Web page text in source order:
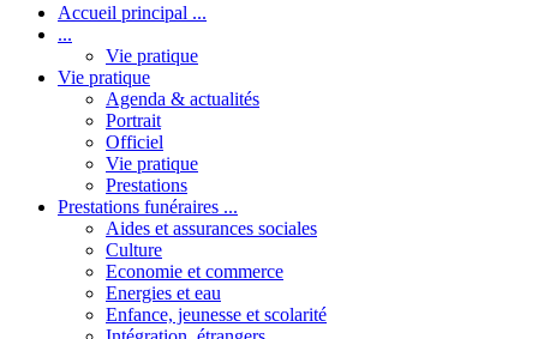
Accueil principal ...
...
Vie pratique
Vie pratique
Agenda & actualités
Portrait
Officiel
Vie pratique
Prestations
Prestations funéraires ...
Aides et assurances sociales
Culture
Economie et commerce
Energies et eau
Enfance, jeunesse et scolarité